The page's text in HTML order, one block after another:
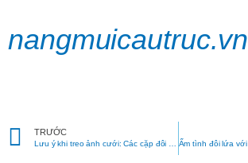
nangmuicautruc.vn
Prev
TRƯỚC